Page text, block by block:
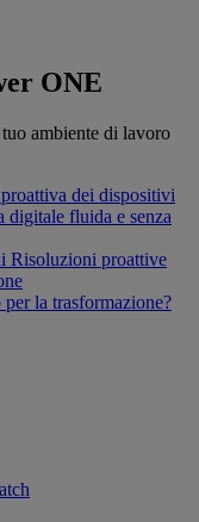
ONE
ambiente di lavoro
dei dispositivi
digitale fluida e senza
Risoluzioni proattive
per la trasformazione?